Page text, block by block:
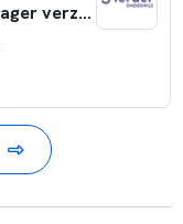
Adviseur Inzetbaarheid / Casemanager verzuim